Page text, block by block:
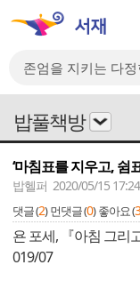
밥풀책방
‘마침표를 지우고, 쉼
밥헬퍼 2020/05/15 17:24
댓글 (2) 먼댓글 (0) 좋아요 (3
욘 포세, 『아침 그리
019/07